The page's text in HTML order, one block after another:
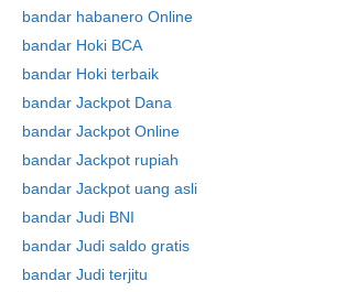
bandar habanero Online
bandar Hoki BCA
bandar Hoki terbaik
bandar Jackpot Dana
bandar Jackpot Online
bandar Jackpot rupiah
bandar Jackpot uang asli
bandar Judi BNI
bandar Judi saldo gratis
bandar Judi terjitu